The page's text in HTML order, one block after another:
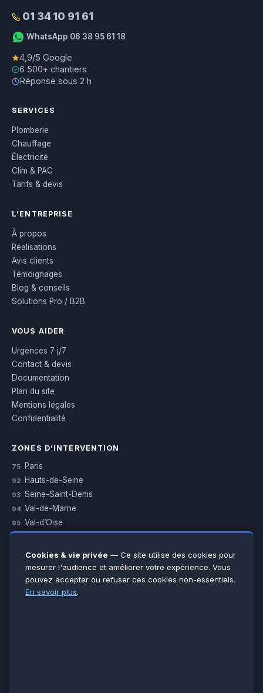
01 34 10 91 61
WhatsApp 06 38 95 61 18
4,9/5 Google
6 500+ chantiers
Réponse sous 2 h
SERVICES
Plomberie
Chauffage
Électricité
Clim & PAC
Tarifs & devis
L’ENTREPRISE
À propos
Réalisations
Avis clients
Témoignages
Blog & conseils
Solutions Pro / B2B
VOUS AIDER
Urgences 7 j/7
Contact & devis
Documentation
Plan du site
Mentions légales
Confidentialité
ZONES D’INTERVENTION
75 Paris
92 Hauts-de-Seine
93 Seine-Saint-Denis
94 Val-de-Marne
95 Val-d’Oise
Essonne
Seine-et-Marne
Voir toutes les villes →
Cookies & vie privée — Ce site utilise des cookies pour
mesurer l'audience et améliorer votre expérience. Vous
pouvez accepter ou refuser ces cookies non-essentiels.
En savoir plus.